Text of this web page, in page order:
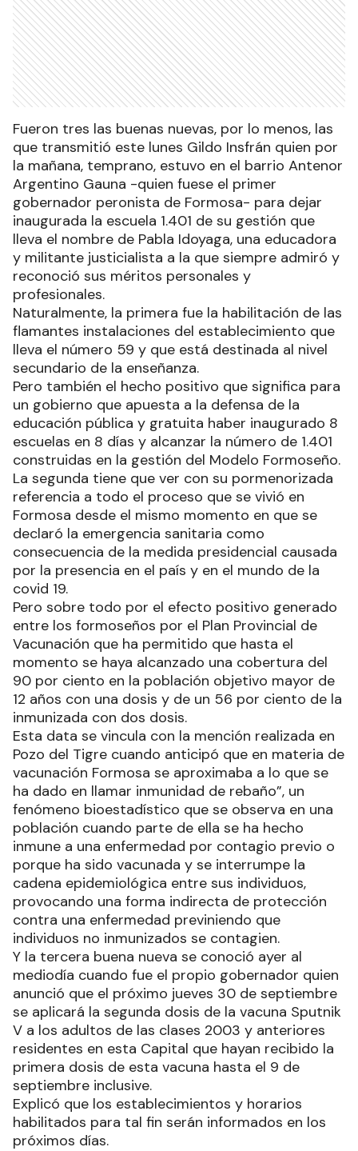
Fueron tres las buenas nuevas, por lo menos, las
que transmitió este lunes Gildo Insfrán quien por
la mañana, temprano, estuvo en el barrio Antenor
Argentino Gauna -quien fuese el primer
gobernador peronista de Formosa- para dejar
inaugurada la escuela 1.401 de su gestión que
lleva el nombre de Pabla Idoyaga, una educadora
y militante justicialista a la que siempre admiró y
reconoció sus méritos personales y
profesionales.
Naturalmente, la primera fue la habilitación de las
flamantes instalaciones del establecimiento que
lleva el número 59 y que está destinada al nivel
secundario de la enseñanza.
Pero también el hecho positivo que significa para
un gobierno que apuesta a la defensa de la
educación pública y gratuita haber inaugurado 8
escuelas en 8 días y alcanzar la número de 1.401
construidas en la gestión del Modelo Formoseño.
La segunda tiene que ver con su pormenorizada
referencia a todo el proceso que se vivió en
Formosa desde el mismo momento en que se
declaró la emergencia sanitaria como
consecuencia de la medida presidencial causada
por la presencia en el país y en el mundo de la
covid 19.
Pero sobre todo por el efecto positivo generado
entre los formoseños por el Plan Provincial de
Vacunación que ha permitido que hasta el
momento se haya alcanzado una cobertura del
90 por ciento en la población objetivo mayor de
12 años con una dosis y de un 56 por ciento de la
inmunizada con dos dosis.
Esta data se vincula con la mención realizada en
Pozo del Tigre cuando anticipó que en materia de
vacunación Formosa se aproximaba a lo que se
ha dado en llamar inmunidad de rebaño”, un
fenómeno bioestadístico que se observa en una
población cuando parte de ella se ha hecho
inmune a una enfermedad por contagio previo o
porque ha sido vacunada y se interrumpe la
cadena epidemiológica entre sus individuos,
provocando una forma indirecta de protección
contra una enfermedad previniendo que
individuos no inmunizados se contagien.
Y la tercera buena nueva se conoció ayer al
mediodía cuando fue el propio gobernador quien
anunció que el próximo jueves 30 de septiembre
se aplicará la segunda dosis de la vacuna Sputnik
V a los adultos de las clases 2003 y anteriores
residentes en esta Capital que hayan recibido la
primera dosis de esta vacuna hasta el 9 de
septiembre inclusive.
Explicó que los establecimientos y horarios
habilitados para tal fin serán informados en los
próximos días.